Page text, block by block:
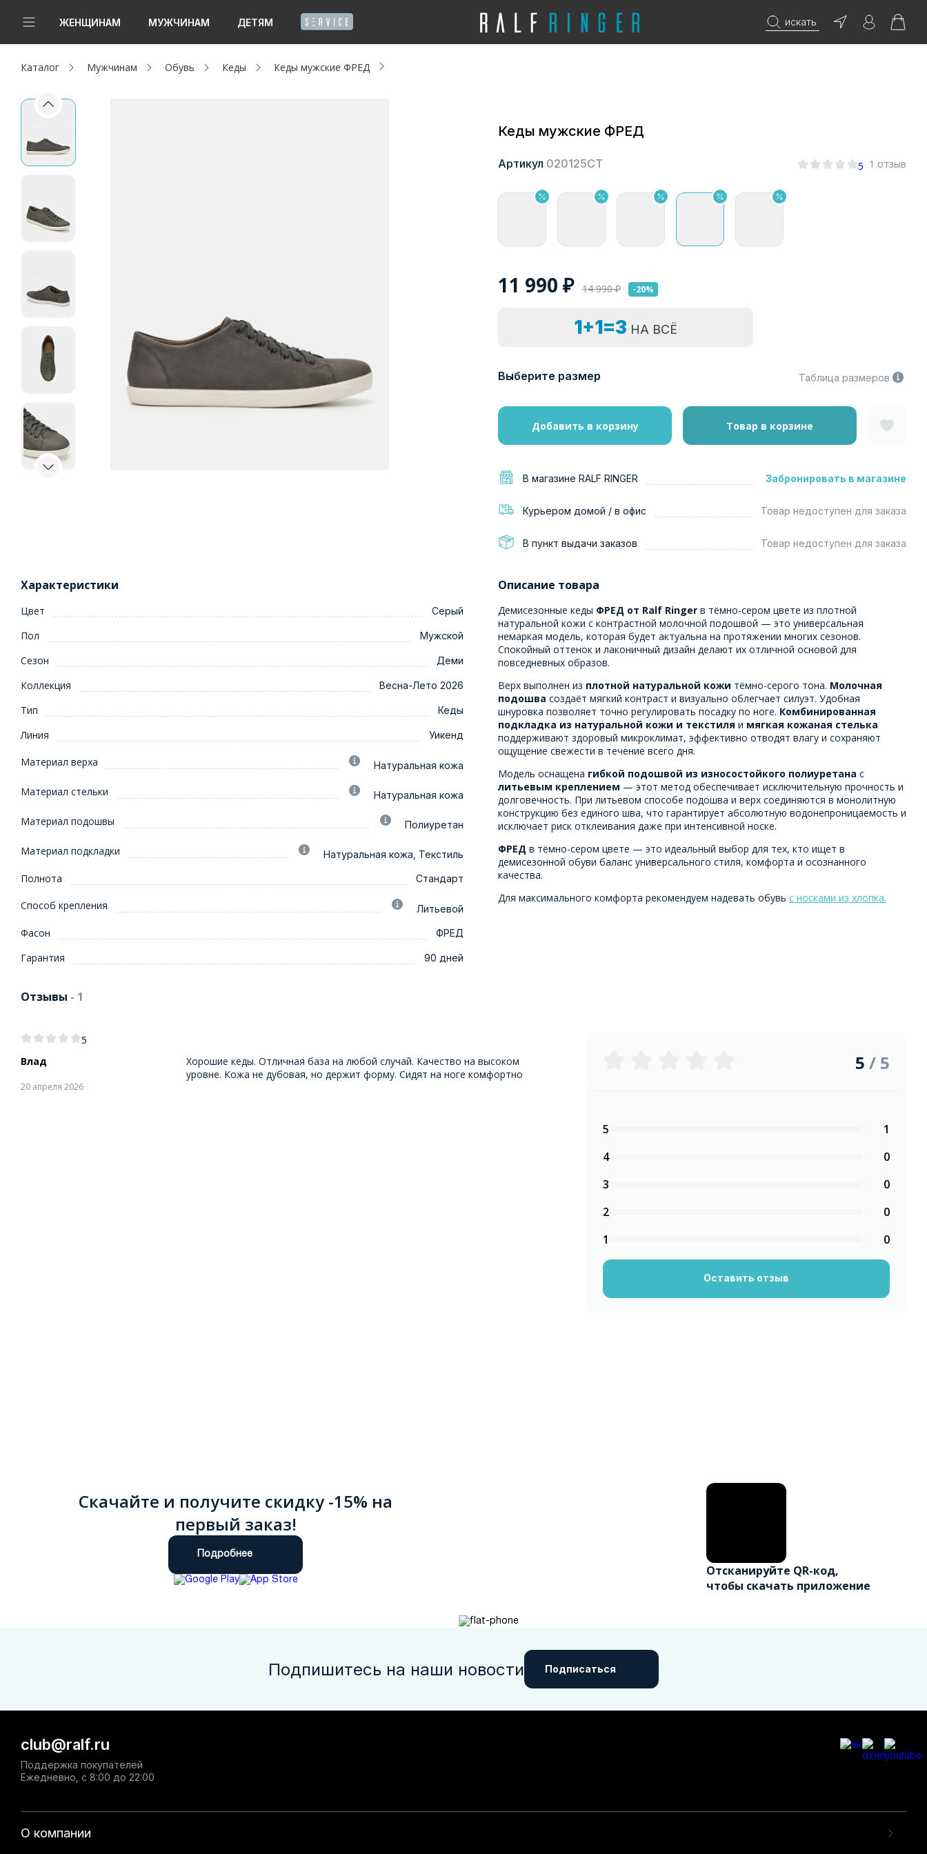
ЖЕНЩИНАМ МУЖЧИНАМ ДЕТЯМ искать
Новинки
Женщинам
Мужчинам
Капсула
Адреса магазинов
Каталог Мужчинам Обувь Кеды Кеды мужские ФРЕД
Кеды мужские ФРЕД
Артикул 020125СТ 5 1 отзыв
11 990 ₽ 14 990₽ -20%
1+1=3 НА ВСЁ
Выберите размер Таблица размеров
Добавить в корзину Товар в корзине
В магазине RALF RINGER Забронировать в магазине
Курьером домой / в офис Товар недоступен для заказа
В пункт выдачи заказов Товар недоступен для заказа
Характеристики
Цвет Серый
Пол Мужской
Сезон Деми
Коллекция Весна-Лето 2026
Тип Кеды
Линия Уикенд
Материал верха Натуральная кожа
Материал стельки Натуральная кожа
Материал подошвы Полиуретан
Материал подкладки Натуральная кожа, Текстиль
Полнота Стандарт
Способ крепления Литьевой
Фасон ФРЕД
Гарантия 90 дней
Описание товара
Демисезонные кеды ФРЕД от Ralf Ringer в тёмно-сером цвете из плотной
натуральной кожи с контрастной молочной подошвой — это универсальная
немаркая модель, которая будет актуальна на протяжении многих сезонов.
Спокойный оттенок и лаконичный дизайн делают их отличной основой для
повседневных образов.
Верх выполнен из плотной натуральной кожи тёмно-серого тона. Молочная
подошва создаёт мягкий контраст и визуально облегчает силуэт. Удобная
шнуровка позволяет точно регулировать посадку по ноге. Комбинированная
подкладка из натуральной кожи и текстиля и мягкая кожаная стелька
поддерживают здоровый микроклимат, эффективно отводят влагу и сохраняют
ощущение свежести в течение всего дня.
Модель оснащена гибкой подошвой из износостойкого полиуретана с
литьевым креплением — этот метод обеспечивает исключительную прочность и
долговечность. При литьевом способе подошва и верх соединяются в монолитную
конструкцию без единого шва, что гарантирует абсолютную водонепроницаемость и
исключает риск отклеивания даже при интенсивной носке.
ФРЕД в тёмно-сером цвете — это идеальный выбор для тех, кто ищет в
демисезонной обуви баланс универсального стиля, комфорта и осознанного
качества.
Для максимального комфорта рекомендуем надевать обувь с носками из хлопка.
Отзывы - 1
5
Влад
20 апреля 2026
Хорошие кеды. Отличная база на любой случай. Качество на высоком
уровне. Кожа не дубовая, но держит форму. Сидят на ноге комфортно
5 / 5
5
1
4
0
3
0
2
0
1
0
Оставить отзыв
Скачайте и получите скидку -15% на
первый заказ!
Подробнее
Отсканируйте QR-код,
чтобы скачать приложение
Подпишитесь на наши новости Подписаться
О компании
club@ralf.ru
Поддержка покупателей
Ежедневно, с 8:00 до 22:00